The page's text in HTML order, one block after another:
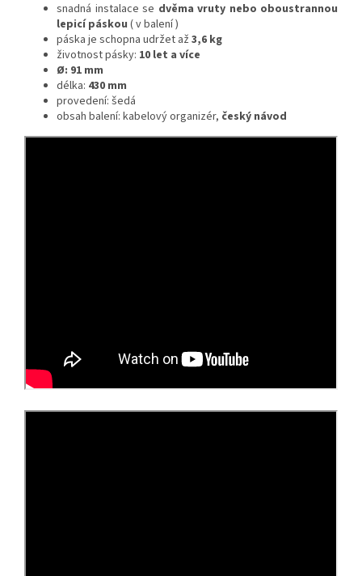
snadná instalace se dvěma vruty nebo oboustrannou
lepicí páskou ( v balení )
páska je schopna udržet až 3,6 kg
životnost pásky: 10 let a více
Ø: 91 mm
délka: 430 mm
provedení: šedá
obsah balení: kabelový organizér, český návod